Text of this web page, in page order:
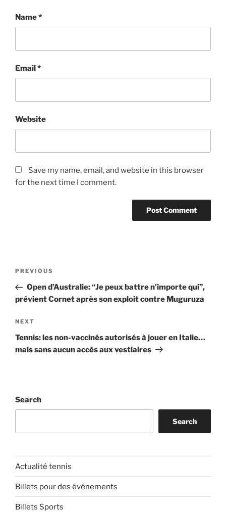
Name*
Email*
Website
Save my name, email, and website in this browser
for the next time I comment.
Previous
Post
PREVIOUS
Open d’Australie: “Je peux battre n’importe qui”,
prévient Cornet après son exploit contre Muguruza
Next
Post
NEXT
Tennis: les non-vaccinés autorisés à jouer en Italie…
mais sans aucun accès aux vestiaires
Search
Search
Actualité tennis
Billets pour des événements
Billets Sports